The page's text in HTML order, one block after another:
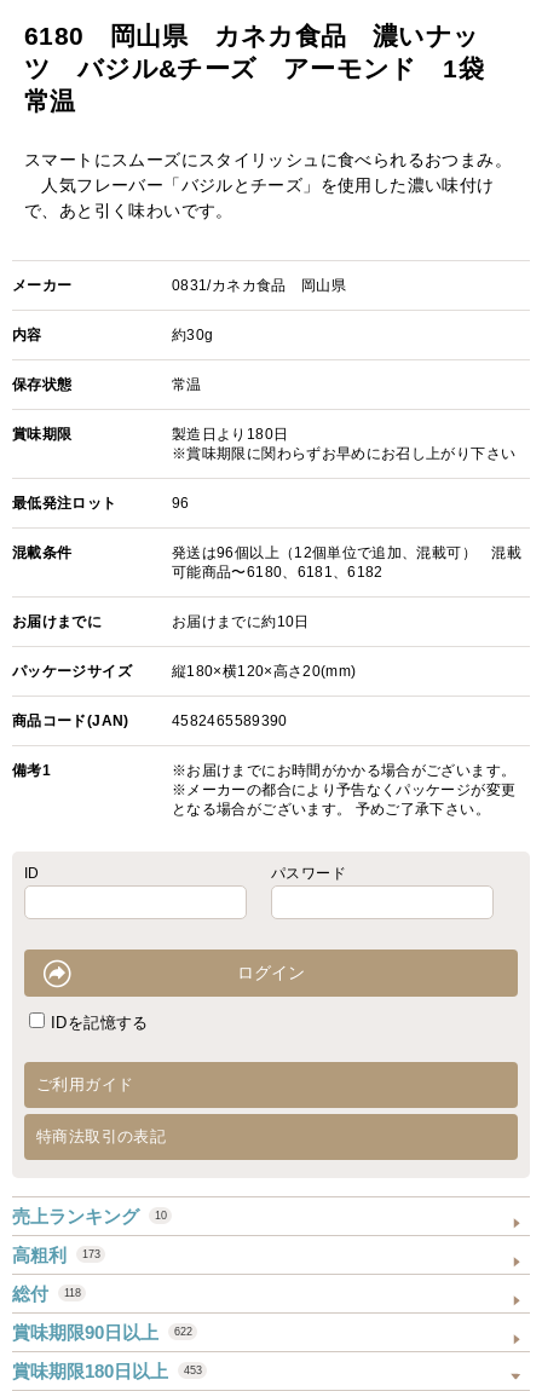
6180 岡山県 カネカ食品 濃いナッ
ツ バジル&チーズ アーモンド 1袋
常温
スマートにスムーズにスタイリッシュに食べられるおつまみ。
人気フレーバー「バジルとチーズ」を使用した濃い味付け
で、あと引く味わいです。
メーカー 0831/カネカ食品 岡山県
内容 約30g
保存状態 常温
賞味期限
製造日より180日
※賞味期限に関わらずお早めにお召し上がり下さい
最低発注ロット 96
混載条件
発送は96個以上（12個単位で追加、混載可） 混載
可能商品〜6180、6181、6182
お届けまでに お届けまでに約10日
パッケージサイズ 縦180×横120×高さ20(mm)
商品コード(JAN) 4582465589390
備考1
※お届けまでにお時間がかかる場合がございます。
※メーカーの都合により予告なくパッケージが変更
となる場合がございます。 予めご了承下さい。
ID パスワード
IDを記憶する
ご利用ガイド
特商法取引の表記
売上ランキング 10
高粗利 173
総付 118
賞味期限90日以上 622
賞味期限180日以上 453